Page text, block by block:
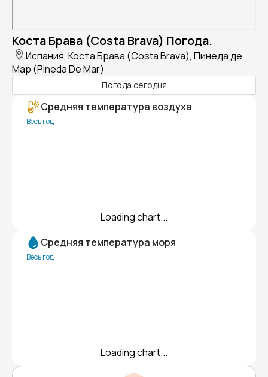
Коста Брава (Costa Brava) Погода.
Испания, Коста Брава (Costa Brava), Пинеда де
Мар (Pineda De Mar)
Погода сегодня
Средняя температура воздуха
Весь год
Loading chart...
Средняя температура моря
Весь год
Loading chart...